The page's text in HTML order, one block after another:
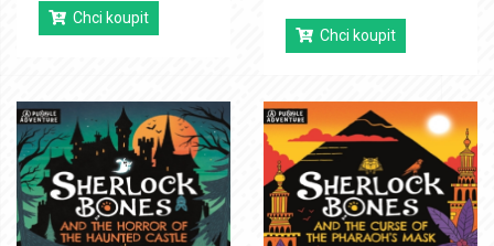
Chci koupit
Chci koupit